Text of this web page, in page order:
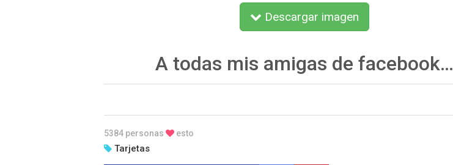
Descargar imagen
A todas mis amigas de facebook…
5384 personas esto
Tarjetas